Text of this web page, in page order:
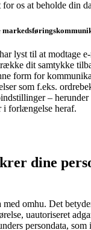
os at beholde din
lyst til at modtage
dit samtykke
form for
som f.eks.
–
i forlængelse heraf.
dine
med omhu. Det
uautoriseret
persondata, som